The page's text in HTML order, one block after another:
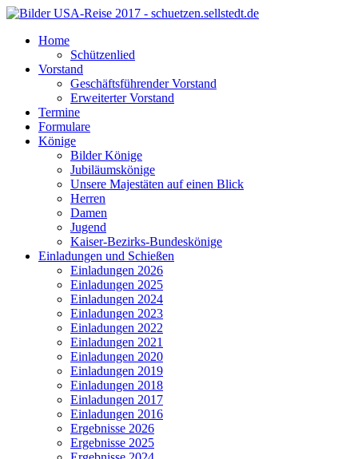
Home
Schützenlied
Vorstand
Geschäftsführender Vorstand
Erweiterter Vorstand
Termine
Formulare
Könige
Bilder Könige
Jubiläumskönige
Unsere Majestäten auf einen Blick
Herren
Damen
Jugend
Kaiser-Bezirks-Bundeskönige
Einladungen und Schießen
Einladungen 2026
Einladungen 2025
Einladungen 2024
Einladungen 2023
Einladungen 2022
Einladungen 2021
Einladungen 2020
Einladungen 2019
Einladungen 2018
Einladungen 2017
Einladungen 2016
Ergebnisse 2026
Ergebnisse 2025